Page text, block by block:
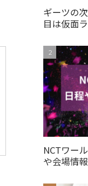
ギーツの
目は仮面
NCTワー
や会場情